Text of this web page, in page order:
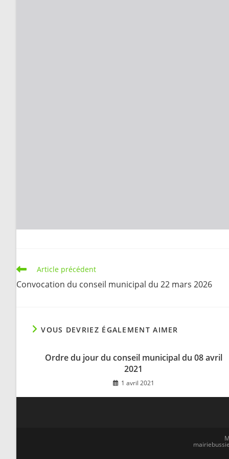
Read
articles
Article précédent
Convocation du conseil municipal du 22 mars 2026
VOUS DEVRIEZ ÉGALEMENT AIMER
Ordre du jour du conseil municipal du 08 avril
2021
1 avril 2021